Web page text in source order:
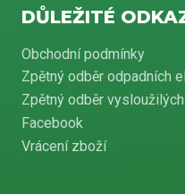
DŮLEŽITÉ
Obchodní podmínky
Zpětný odběr odpadních
Zpětný odběr
Facebook
Vrácení zboží